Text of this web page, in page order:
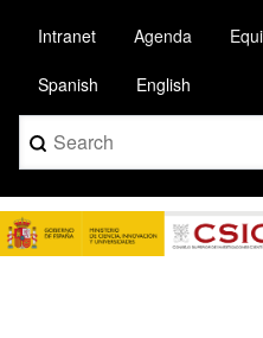
main
content
Intranet Agenda
Spanish English
Search
Image